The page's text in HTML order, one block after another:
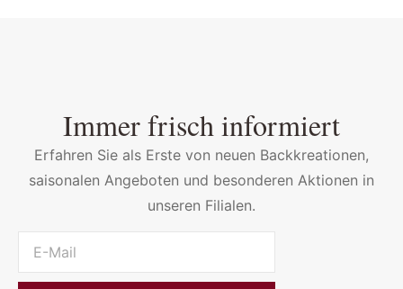
Immer frisch informiert
Erfahren Sie als Erste von neuen Backkreationen,
saisonalen Angeboten und besonderen Aktionen in
unseren Filialen.